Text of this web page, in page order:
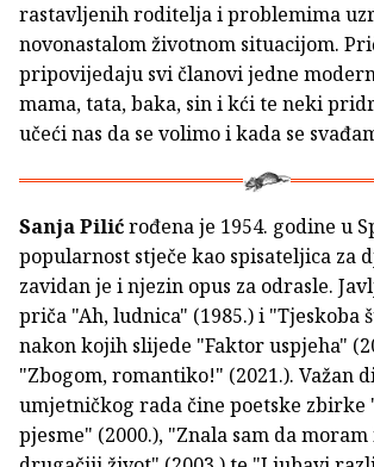
rastavljenih roditelja i problemima
novonastalom životnom situacijom.
pripovijedaju svi članovi jedne
mama, tata, baka, sin i kći te neki
učeći nas da se volimo i kada se
Sanja Pilićrođena je 1954. godine u
popularnost stječe kao spisateljica za
zavidan je i njezin opus za odrasle.
priča "Ah, ludnica" (1985.) i "Tjeskoba
nakon kojih slijede "Faktor uspjeha"
"Zbogom, romantiko!" (2021.). Važan
umjetničkog rada čine poetske zbirke
pjesme" (2000.), "Znala sam da